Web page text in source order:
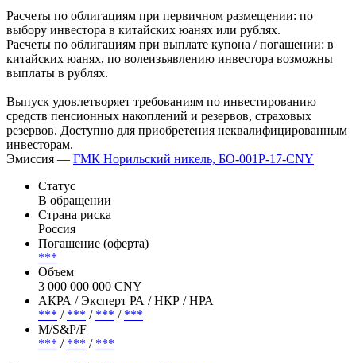
Расчеты по облигациям при первичном размещении: по
выбору инвестора в китайских юанях или рублях.
Расчеты по облигациям при выплате купона / погашении: в
китайских юанях, по волеизъявлению инвестора возможны
выплаты в рублях.
Выпуск удовлетворяет требованиям по инвестированию
средств пенсионных накоплений и резервов, страховых
резервов. Доступно для приобретения неквалифицированным
инвесторам.
Эмиссия — ГМК Норильский никель, БО-001Р-17-CNY
Статус
В обращении
Страна риска
Россия
Погашение (оферта)
***
Объем
3 000 000 000 CNY
АКРА / Эксперт РА / НКР / НРА
*** / *** / *** / ***
М/S&P/F
*** / *** / ***